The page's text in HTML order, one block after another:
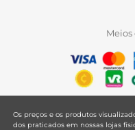
Os preços e os produtos
dos praticados em nossas lojas